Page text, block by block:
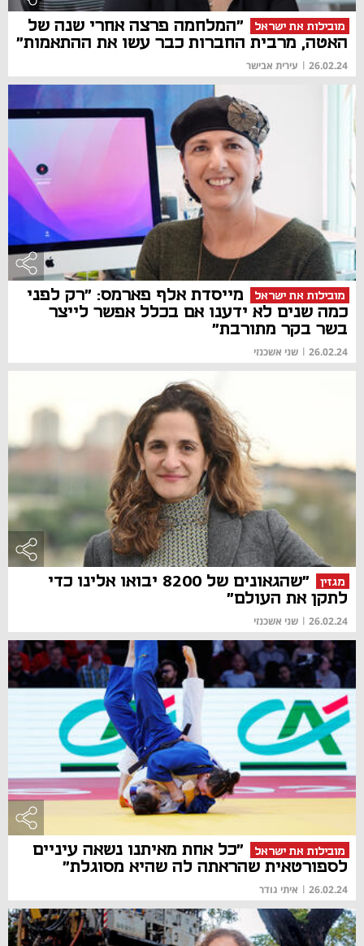
מובילות את ישראל
"המלחמה פרצה אחרי שנה של
האטה, מרבית החברות כבר עשו את ההתאמות"
26.02.24
| עירית אבישר
מובילות את ישראל
מייסדת אלף פארמס: "רק לפני
כמה שנים לא ידענו אם בכלל אפשר לייצר
בשר בקר מתורבת"
26.02.24
| שני אשכנזי
מגזין
"שהגאונים של 8200 יבואו אלינו כדי
לתקן את העולם"
26.02.24
| שני אשכנזי
מובילות את ישראל
"כל אחת מאיתנו נשאה עיניים
לספורטאית שהראתה לה שהיא מסוגלת"
26.02.24
| איתי גודר